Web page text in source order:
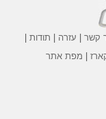
קשר | עזרה | תודות |
| מפת אתר